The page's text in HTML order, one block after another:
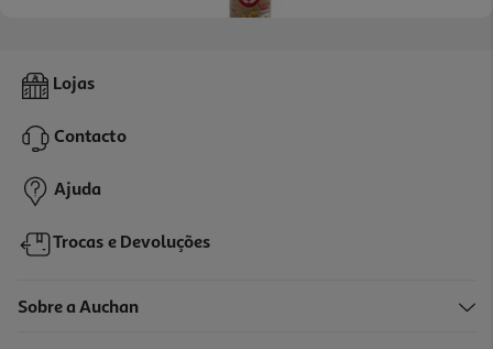
Guache Auchan Chicky Preto 250ml
1,99 €
Lojas
Contacto
Ajuda
Trocas e Devoluções
Sobre a Auchan